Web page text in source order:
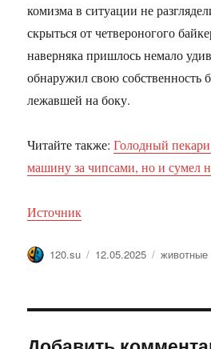
комизма в ситуации не
скрыться от четвероногого
наверняка пришлось немало
обнаружил свою собственность
лежавшей на боку.
Читайте также:Голодный пекари
машину за чипсами, но и сумел
Источник
Автор
120.su Опубликовано
12.05.2025 Метки
животные